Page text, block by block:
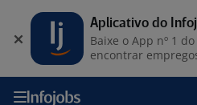
Aplicativo do
Baixe o App nº 1
encontrar